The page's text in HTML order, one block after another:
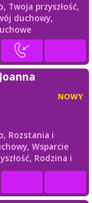
Twoja przyszłość,
duchowy,
NOWY
Rozstania i
Wsparcie
Rodzina i